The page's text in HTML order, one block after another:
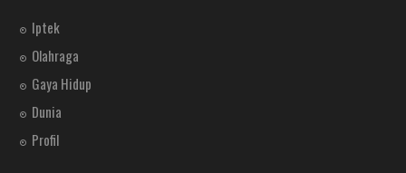
Iptek
Olahraga
Gaya Hidup
Dunia
Profil